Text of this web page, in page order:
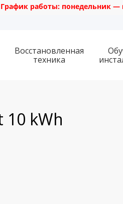
понедельник — пятница
Восстановленная
техника
10 kWh